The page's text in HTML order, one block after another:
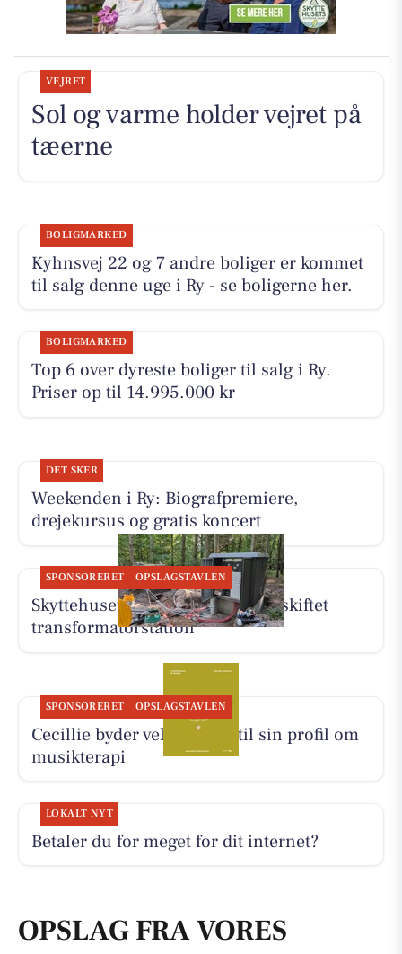
VEJRET
Sol og varme holder vejret på
tæerne
BOLIGMARKED
Kyhnsvej 22 og 7 andre boliger er kommet
til salg denne uge i Ry - se boligerne her.
BOLIGMARKED
Top 6 over dyreste boliger til salg i Ry.
Priser op til 14.995.000 kr
DET SKER
Weekenden i Ry: Biografpremiere,
drejekursus og gratis koncert
SPONSORERET OPSLAGSTAVLEN
Skyttehusets Outdoor Camp får skiftet
transformatorstation
SPONSORERET OPSLAGSTAVLEN
Cecillie byder velkommen til sin profil om
musikterapi
LOKALT NYT
Betaler du for meget for dit internet?
OPSLAG FRA VORES